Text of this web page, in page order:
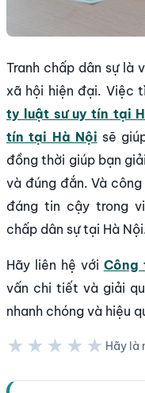
Tranh chấp dân sự là
xã hội hiện đại. Việc
ty luật sư uy tín tại
tín tại Hà Nội sẽ
đồng thời giúp bạn
và đúng đắn. Và
đáng tin cậy trong
chấp dân sự tại Hà
Hãy liên hệ với Công
vấn chi tiết và giải
nhanh chóng và hiệu
★★★★★ Hãy là